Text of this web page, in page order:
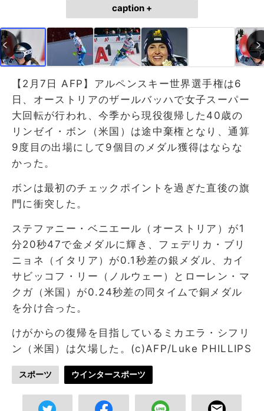
caption +
【2月7日 AFP】アルペンスキー世界選手権は6
日、オーストリアのザールバッハで女子スーパー
大回転が行われ、今季から現役復帰した40歳の
リンゼイ・ボン（米国）は途中棄権となり、通算
9度目の出場にして9個目のメダル獲得はならな
かった。
ボンは最初のチェックポイントを過ぎた直後の旗
門に衝突した。
ステファニー・ベニエール（オーストリア）が1
分20秒47で金メダルに輝き、フェデリカ・ブリ
ニョネ（イタリア）が0.1秒差の銀メダル、カイ
サビッコフ・リー（ノルウェー）とローレン・マ
クガ（米国）が0.24秒差の同タイムで銅メダル
を分け合った。
けがからの復帰を目指しているミカエラ・シフリ
ン（米国）は欠場した。(c)AFP/Luke PHILLIPS
スポーツ ウインタースポーツ